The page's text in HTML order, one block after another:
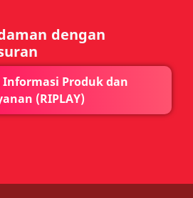
dengan
Informasi Produk dan
(RIPLAY)